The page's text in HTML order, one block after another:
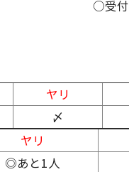
○受
ヤリ
〆
ヤリ
◎あと1人